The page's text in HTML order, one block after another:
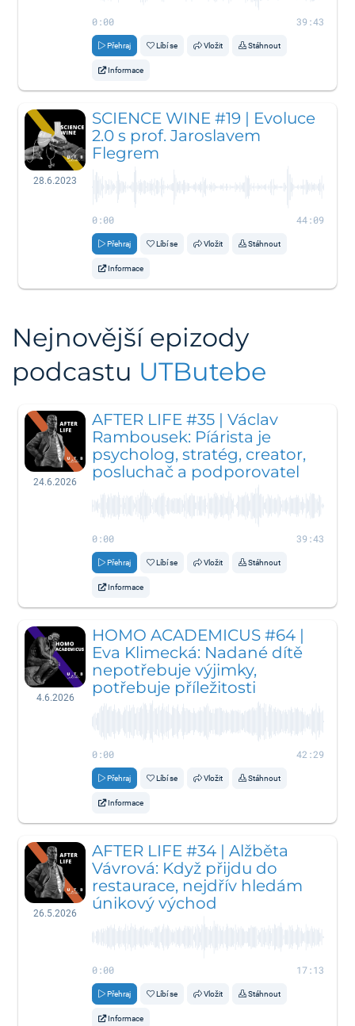
0:00 39:43
Přehraj Líbí se Vložit Stáhnout
Informace
28.6.2023
SCIENCE WINE #19 | Evoluce
2.0 s prof. Jaroslavem
Flegrem
0:00 44:09
Přehraj Líbí se Vložit Stáhnout
Informace
Nejnovější epizody
podcastu UTButebe
24.6.2026
AFTER LIFE #35 | Václav
Rambousek: Píárista je
psycholog, stratég, creator,
posluchač a podporovatel
0:00 39:43
Přehraj Líbí se Vložit Stáhnout
Informace
4.6.2026
HOMO ACADEMICUS #64 |
Eva Klimecká: Nadané dítě
nepotřebuje výjimky,
potřebuje příležitosti
0:00 42:29
Přehraj Líbí se Vložit Stáhnout
Informace
26.5.2026
AFTER LIFE #34 | Alžběta
Vávrová: Když přijdu do
restaurace, nejdřív hledám
únikový východ
0:00 17:13
Přehraj Líbí se Vložit Stáhnout
Informace